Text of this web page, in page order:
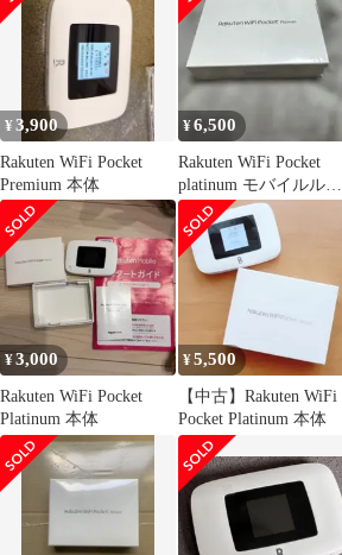
¥3,900
Rakuten WiFi Pocket
Premium 本体
¥6,500
Rakuten WiFi Pocket
platinum モバイルルー
ター
¥3,000
Rakuten WiFi Pocket
Platinum 本体
¥5,500
【中古】Rakuten WiFi
Pocket Platinum 本体